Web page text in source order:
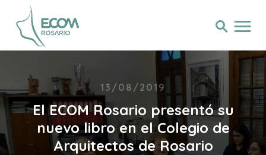
13/08/2019
El ECOM Rosario presentó su
nuevo libro en el Colegio de
Arquitectos de Rosario